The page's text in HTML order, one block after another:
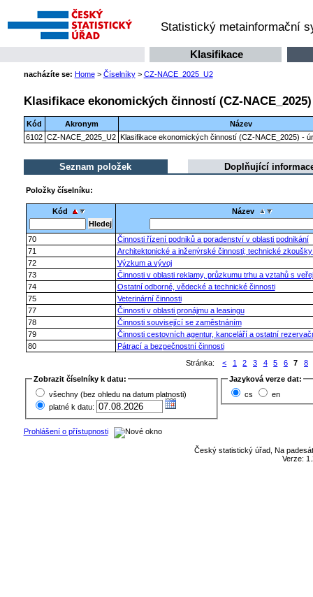
Statistický metainformační
Klasifikace
nacházíte se: Home> Číselníky> CZ-NACE_2025_U2
Klasifikace ekonomických činností (CZ-
Kód Akronym
Název
6102 CZ-NACE_2025_U2 Klasifikace ekonomických činností (CZ-NACE_2025) -
Seznam položek Doplňující
Položky číselníku:
Kód Název
70
Činnosti řízení podniků a poradenství v oblasti podnikání
71
Architektonické a inženýrské činnosti; technické
72
Výzkum a vývoj
73
Činnosti v oblasti reklamy, průzkumu trhu a vztahů s
74
Ostatní odborné, vědecké a technické činnosti
75
Veterinární činnosti
77
Činnosti v oblasti pronájmu a leasingu
78
Činnosti související se zaměstnáním
79
Činnosti cestovních agentur, kanceláří a ostatní
80
Pátrací a bezpečnostní činnosti
Stránka:
< 1 2 3 4 5 6 7
8
Zobrazit číselníky k datu:
všechny (bez ohledu na datum platnosti)
platné k datu:
Jazyková verze dat:
cs
en
Prohlášení o přístupnosti
Český statistický úřad, Na
Verze: